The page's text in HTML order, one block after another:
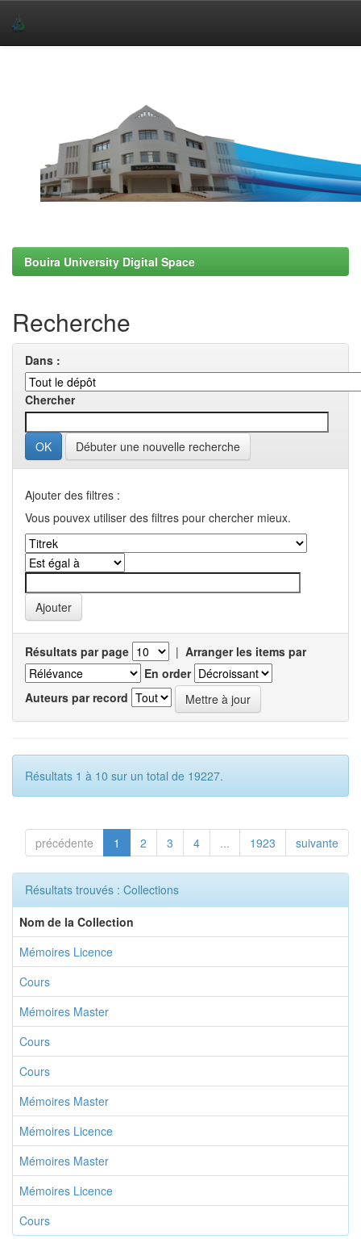
Bouira University Digital Space
Recherche
Dans :
Chercher
Débuter une nouvelle recherche
Ajouter des filtres :
Vous pouvex utiliser des filtres pour chercher mieux.
Résultats par page | Arranger les items par
En order
Auteurs par record
Résultats 1 à 10 sur un total de 19227.
précédente 1 2 3 4 ... 1923 suivante
Résultats trouvés : Collections
Nom de la Collection
Mémoires Licence
Cours
Mémoires Master
Cours
Cours
Mémoires Master
Mémoires Licence
Mémoires Master
Mémoires Licence
Cours